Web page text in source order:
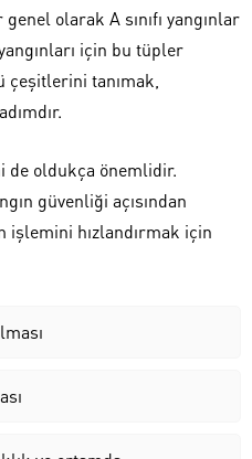
olarak A sınıfı yangınlar
için bu tüpler
çeşitlerini tanımak,
de oldukça önemlidir.
güvenliği açısından
işlemini hızlandırmak için